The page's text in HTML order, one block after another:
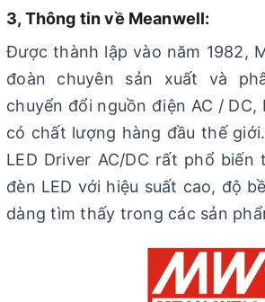
3, Thông tin về Meanwell:
Được thành lập vào năm 1982,
đoàn chuyên sản xuất và
chuyển đổi nguồn điện AC / DC,
có chất lượng hàng đầu thế
LED Driver AC/DC rất phổ biến
đèn LED với hiệu suất cao, độ
dàng tìm thấy trong các sản